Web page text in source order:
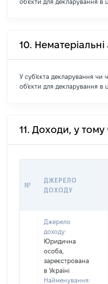
об'єкти для декларування в
10. Нематеріальні
У суб'єкта декларування чи
об'єкти для декларування в
11. Доходи, у
№
ДЖЕРЕЛО
ДОХОДУ
Джерело
доходу:
Юридична
особа,
зареєстрована
в Україні
Найменування: